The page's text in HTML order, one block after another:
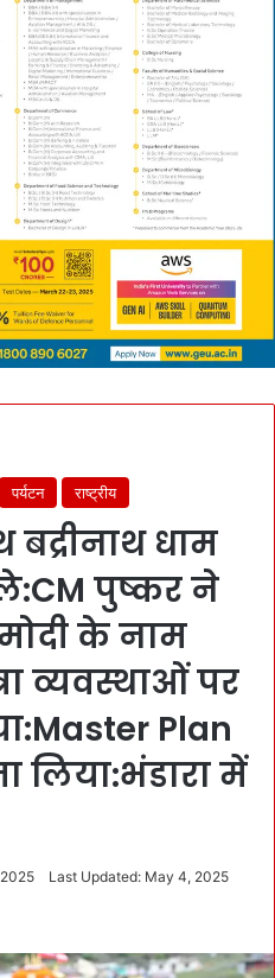
पर्यटन राष्ट्रीय
धाम
पुष्कर ने
के नाम
व्यवस्थाओं पर
Plan
लिया:भंडारा में
Last Updated: May 4, 2025